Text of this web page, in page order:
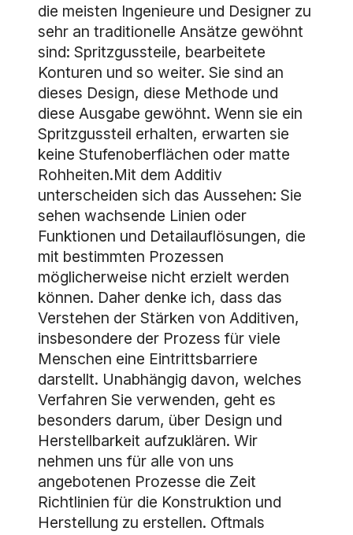
die meisten Ingenieure und Designer zu
sehr an traditionelle Ansätze gewöhnt
sind: Spritzgussteile, bearbeitete
Konturen und so weiter. Sie sind an
dieses Design, diese Methode und
diese Ausgabe gewöhnt. Wenn sie ein
Spritzgussteil erhalten, erwarten sie
keine Stufenoberflächen oder matte
Rohheiten.Mit dem Additiv
unterscheiden sich das Aussehen: Sie
sehen wachsende Linien oder
Funktionen und Detailauflösungen, die
mit bestimmten Prozessen
möglicherweise nicht erzielt werden
können. Daher denke ich, dass das
Verstehen der Stärken von Additiven,
insbesondere der Prozess für viele
Menschen eine Eintrittsbarriere
darstellt. Unabhängig davon, welches
Verfahren Sie verwenden, geht es
besonders darum, über Design und
Herstellbarkeit aufzuklären. Wir
nehmen uns für alle von uns
angebotenen Prozesse die Zeit
Richtlinien für die Konstruktion und
Herstellung zu erstellen. Oftmals